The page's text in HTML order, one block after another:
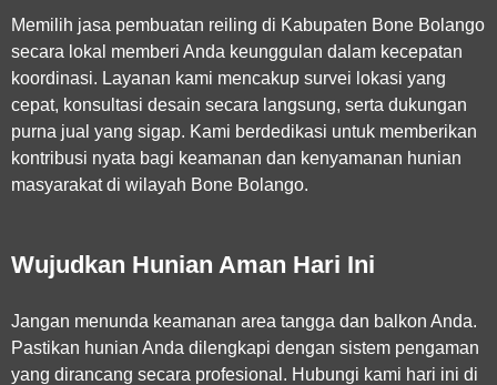
Memilih jasa pembuatan reiling di Kabupaten Bone Bolango
secara lokal memberi Anda keunggulan dalam kecepatan
koordinasi. Layanan kami mencakup survei lokasi yang
cepat, konsultasi desain secara langsung, serta dukungan
purna jual yang sigap. Kami berdedikasi untuk memberikan
kontribusi nyata bagi keamanan dan kenyamanan hunian
masyarakat di wilayah Bone Bolango.
Wujudkan Hunian Aman Hari Ini
Jangan menunda keamanan area tangga dan balkon Anda.
Pastikan hunian Anda dilengkapi dengan sistem pengaman
yang dirancang secara profesional. Hubungi kami hari ini di